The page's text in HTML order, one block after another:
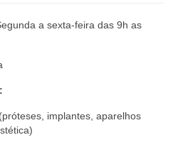
a sexta-feira das 9h as
implantes, aparelhos